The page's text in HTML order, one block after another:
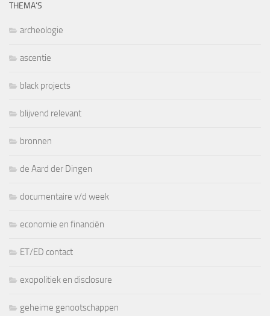
THEMA’S
archeologie
ascentie
black projects
blijvend relevant
bronnen
de Aard der Dingen
documentaire v/d week
economie en financiën
ET/ED contact
exopolitiek en disclosure
geheime genootschappen